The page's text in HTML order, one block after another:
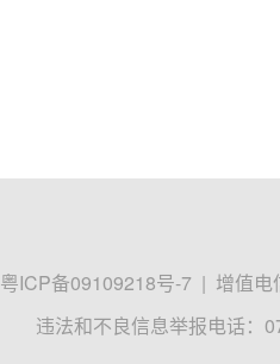
粤ICP备09109218号-7 | 增值电
违法和不良信息举报电话：